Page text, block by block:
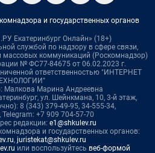
и государственных органов
Екатеринбург Онлайн» (18+)
службой по надзору в сфере связи,
массовых коммуникаций (Роскомнадзор)
№ ФС77-84675 от 06.02.2023 г.
ответственностью "ИНТЕРНЕТ
Малкова Марина Андреевна
ул. Шейнкмана, 10, 3-й этаж,
8 (343) 379-49-95, 34-555-34,
Telegram: +7 909 704-57-70
редакции: e1@shkulev.ru
и государственных органов:
, juristekat@shkulev.ru
или воспользуйтесь веб-формой